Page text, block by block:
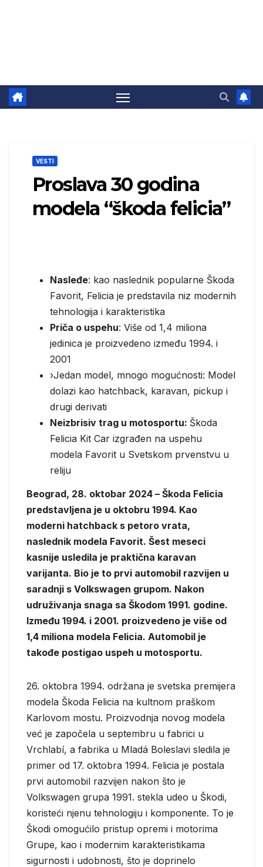
VESTI
Proslava 30 godina
modela “škoda felicia”
Nasleđe: kao naslednik popularne Škoda
Favorit, Felicia je predstavila niz modernih
tehnologija i karakteristika
Priča o uspehu: Više od 1,4 miliona
jedinica je proizvedeno između 1994. i
2001
›Jedan model, mnogo mogućnosti: Model
dolazi kao hatchback, karavan, pickup i
drugi derivati
Neizbrisiv trag u motosportu: Škoda
Felicia Kit Car izgrađen na uspehu
modela Favorit u Svetskom prvenstvu u
reliju
Beograd, 28. oktobar 2024 – Škoda Felicia
predstavljena je u oktobru 1994. Kao
moderni hatchback s petoro vrata,
naslednik modela Favorit. Šest meseci
kasnije usledila je praktična karavan
varijanta. Bio je to prvi automobil razvijen u
saradnji s Volkswagen grupom. Nakon
udruživanja snaga sa Škodom 1991. godine.
Između 1994. i 2001. proizvedeno je više od
1,4 miliona modela Felicia. Automobil je
takođe postigao uspeh u motosportu.
26. oktobra 1994. održana je svetska premijera
modela Škoda Felicia na kultnom praškom
Karlovom mostu. Proizvodnja novog modela
već je započela u septembru u fabrici u
Vrchlabí, a fabrika u Mladá Boleslavi sledila je
primer od 17. oktobra 1994. Felicia je postala
prvi automobil razvijen nakon što je
Volkswagen grupa 1991. stekla udeo u Škodi,
koristeći njenu tehnologiju i komponente. To je
Škodi omogućilo pristup opremi i motorima
Grupe, kao i modernim karakteristikama
sigurnosti i udobnosti, što je doprinelo